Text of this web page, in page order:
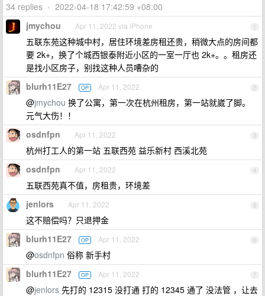
34 replies • 2022-04-18 17:42:59 +08:00
1
jmychou Apr 11, 2022 via iPhone
五联东苑这种城中村，居住环境差房租还贵，稍微大点的房间都
要 2k+，换了个城西银泰附近小区的一室一厅也 2k+。。租房还
是找小区房子，别找这种人员嘈杂的
2
blurh11E27 OP Apr 11, 2022
@jmychou 换了公寓，第一次在杭州租房，第一站就崴了脚。
元气大伤！！
3
osdnfpn Apr 11, 2022
杭州打工人的第一站 五联西苑 益乐新村 西溪北苑
4
osdnfpn Apr 11, 2022
五联西苑真不值，房租贵，环境差
5
jenlors Apr 11, 2022
这不赔偿吗？只退押金
6
blurh11E27 OP Apr 11, 2022
@osdnfpn 俗称 新手村
7
blurh11E27 OP Apr 11, 2022
@jenlors 先打的 12315 没打通 打的 12345 通了 没法管 ，让去